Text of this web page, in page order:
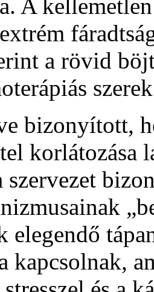
A
a rövid
bizonyított,
korlátozása
szervezet
elegendő
kapcsolnak,